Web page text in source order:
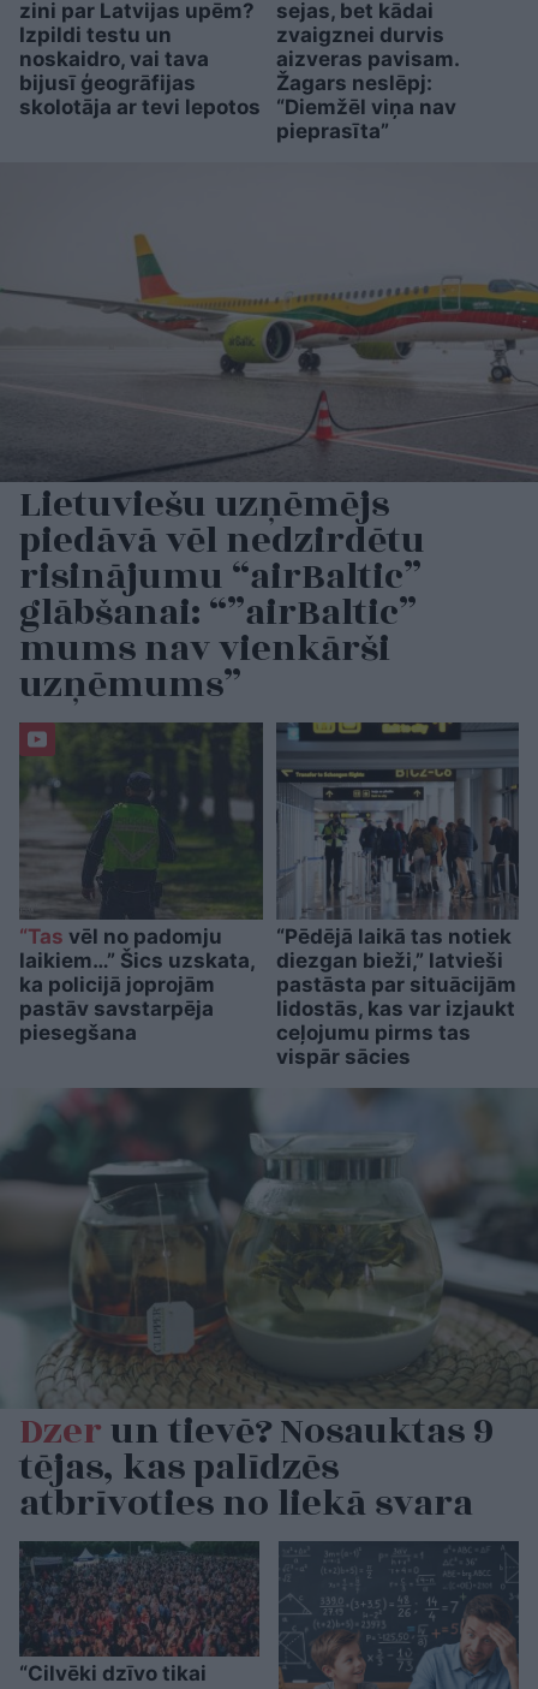
zini par Latvijas upēm?
Izpildi testu un
noskaidro, vai tava
bijusī ģeogrāfijas
skolotāja ar tevi lepotos
sejas, bet kādai
zvaigznei durvis
aizveras pavisam.
Žagars neslēpj:
“Diemžēl viņa nav
pieprasīta”
Lietuviešu uzņēmējs
piedāvā vēl nedzirdētu
risinājumu “airBaltic”
glābšanai: “”airBaltic”
mums nav vienkārši
uzņēmums”
“Tas vēl no padomju
laikiem…” Šics uzskata,
ka policijā joprojām
pastāv savstarpēja
piesegšana
“Pēdējā laikā tas notiek
diezgan bieži,” latvieši
pastāsta par situācijām
lidostās, kas var izjaukt
ceļojumu pirms tas
vispār sācies
Dzerun tievē? Nosauktas 9
tējas, kas palīdzēs
atbrīvoties no liekā svara
“Cilvēki dzīvo tikai